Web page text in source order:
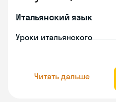
Итальянский язык
Уроки итальянского
Читать дальше